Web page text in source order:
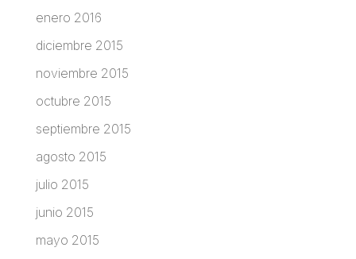
enero 2016
diciembre 2015
noviembre 2015
octubre 2015
septiembre 2015
agosto 2015
julio 2015
junio 2015
mayo 2015